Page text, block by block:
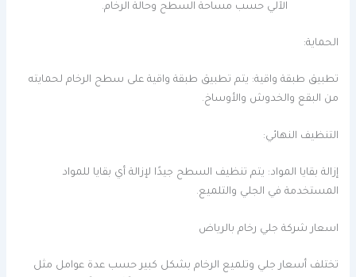
الآلي حسب مساحة السطح وحالة الرخام.
الحماية:
تطبيق طبقة واقية: يتم تطبيق طبقة واقية على سطح الرخام لحمايته
من البقع والخدوش والأوساخ.
التنظيف النهائي:
إزالة بقايا المواد: يتم تنظيف السطح جيدًا لإزالة أي بقايا للمواد
المستخدمة في الجلي والتلميع.
اسعار شركة جلي رخام بالرياض
تختلف أسعار جلي وتلميع الرخام بشكل كبير حسب عدة عوامل مثل